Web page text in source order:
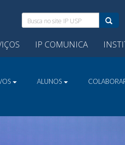
Busca
no
site
IP
IP COMUNICA
ALUNOS